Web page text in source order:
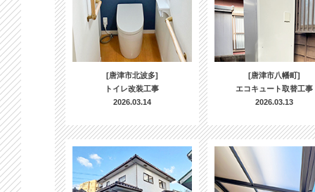
[唐津市北波多]
トイレ改装工事
2026.03.14
[唐津市八幡町]
エコキュート取替工事
2026.03.13